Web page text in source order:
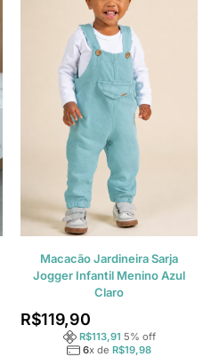
Macacão Jardineira Sarja
Jogger Infantil Menino Azul
Claro
R$119,90
R$113,91 5% off
6x de R$19,98